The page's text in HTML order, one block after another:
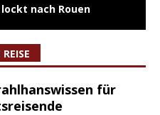
nach Rouen
für